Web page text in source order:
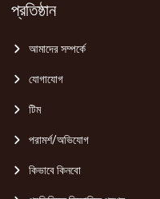
প্রতিষ্ঠান
আমাদের সম্পর্কে
যোগাযোগ
টিম
পরামর্শ/অভিযোগ
কিভাবে কিনবো